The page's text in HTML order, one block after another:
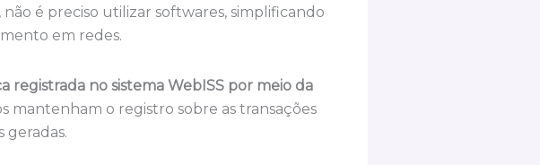
é preciso utilizar softwares, simplificando
em redes.
registrada no sistema WebISS por meio da
mantenham o registro sobre as transações
geradas.